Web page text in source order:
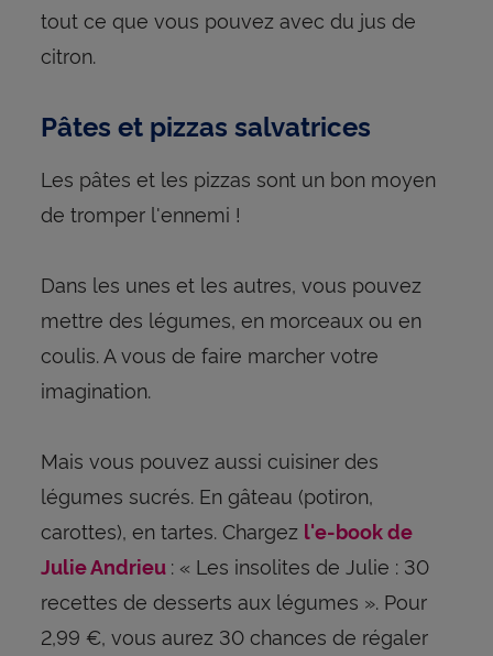
tout ce que vous pouvez avec du jus de
citron.
Pâtes et pizzas salvatrices
Les pâtes et les pizzas sont un bon moyen
de tromper l'ennemi !
Dans les unes et les autres, vous pouvez
mettre des légumes, en morceaux ou en
coulis. A vous de faire marcher votre
imagination.
Mais vous pouvez aussi cuisiner des
légumes sucrés. En gâteau (potiron,
carottes), en tartes. Chargez l'e-book de
Julie Andrieu : « Les insolites de Julie : 30
recettes de desserts aux légumes ». Pour
2,99 €, vous aurez 30 chances de régaler